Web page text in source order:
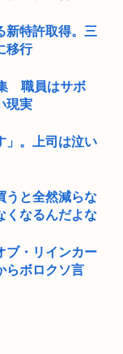
新特許取得。三
移行
職員はサボ
現実
。上司は泣い
うと全然減らな
くなるんだよな
ブ・リインカー
らボロクソ言